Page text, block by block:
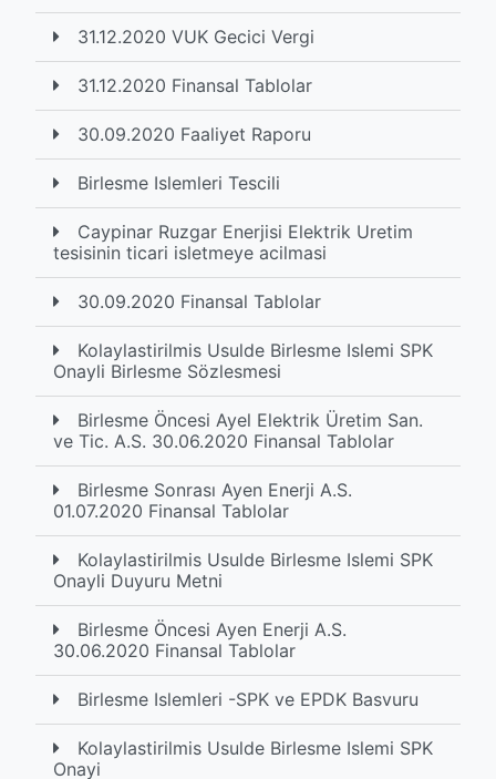
31.12.2020 VUK Gecici Vergi
31.12.2020 Finansal Tablolar
30.09.2020 Faaliyet Raporu
Birlesme Islemleri Tescili
Caypinar Ruzgar Enerjisi Elektrik Uretim
tesisinin ticari isletmeye acilmasi
30.09.2020 Finansal Tablolar
Kolaylastirilmis Usulde Birlesme Islemi SPK
Onayli Birlesme Sözlesmesi
Birlesme Öncesi Ayel Elektrik Üretim San.
ve Tic. A.S. 30.06.2020 Finansal Tablolar
Birlesme Sonrası Ayen Enerji A.S.
01.07.2020 Finansal Tablolar
Kolaylastirilmis Usulde Birlesme Islemi SPK
Onayli Duyuru Metni
Birlesme Öncesi Ayen Enerji A.S.
30.06.2020 Finansal Tablolar
Birlesme Islemleri -SPK ve EPDK Basvuru
Kolaylastirilmis Usulde Birlesme Islemi SPK
Onayi